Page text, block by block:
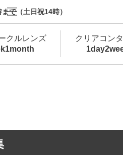
まで（土日祝14時）
クルレンズ
1month
クリアコン
1day